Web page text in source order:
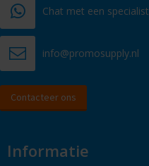
Chat met een specialist
info@promosupply.nl
Contacteer ons
Informatie